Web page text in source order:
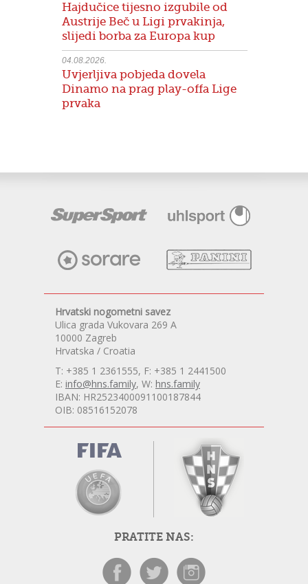
Hajdučice tijesno izgubile od
Austrije Beč u Ligi prvakinja,
slijedi borba za Europa kup
04.08.2026.
Uvjerljiva pobjeda dovela
Dinamo na prag play-offa Lige
prvaka
Hrvatski nogometni savez
Ulica grada Vukovara 269 A
10000 Zagreb
Hrvatska / Croatia
T: +385 1 2361555, F: +385 1 2441500
E: info@hns.family, W: hns.family
IBAN: HR2523400091100187844
OIB: 08516152078
PRATITE NAS: